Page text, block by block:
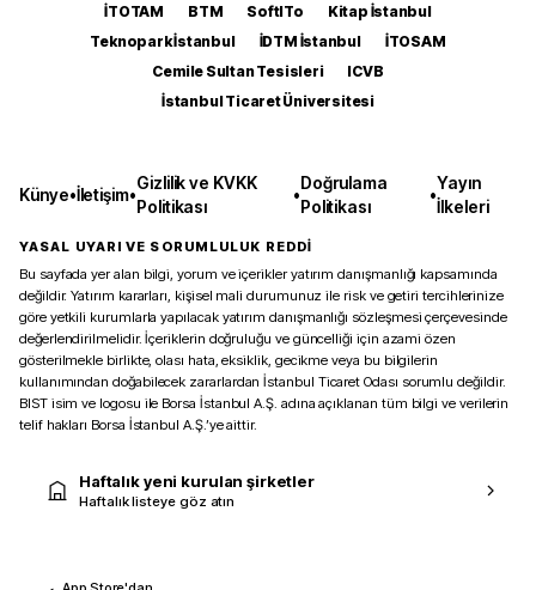
İTOTAM BTM SoftITo
Kitap İstanbul
Teknopark İstanbul
İDTM İstanbul
İTOSAM
Cemile Sultan Tesisleri
ICVB
İstanbul Ticaret Üniversitesi
Künye•İletişim•
Gizlilik ve KVKK
Politikası
•
Doğrulama
Politikası
•
Yayın
İlkeleri
YASAL UYARI VE SORUMLULUK REDDİ
Bu sayfada yer alan bilgi, yorum ve içerikler yatırım danışmanlığı kapsamında
değildir. Yatırım kararları, kişisel mali durumunuz ile risk ve getiri tercihlerinize
göre yetkili kurumlarla yapılacak yatırım danışmanlığı sözleşmesi çerçevesinde
değerlendirilmelidir. İçeriklerin doğruluğu ve güncelliği için azami özen
gösterilmekle birlikte, olası hata, eksiklik, gecikme veya bu bilgilerin
kullanımından doğabilecek zararlardan İstanbul Ticaret Odası sorumlu değildir.
BIST isim ve logosu ile Borsa İstanbul A.Ş. adına açıklanan tüm bilgi ve verilerin
telif hakları Borsa İstanbul A.Ş.’ye aittir.
Haftalık yeni kurulan şirketler
Haftalık listeye göz atın